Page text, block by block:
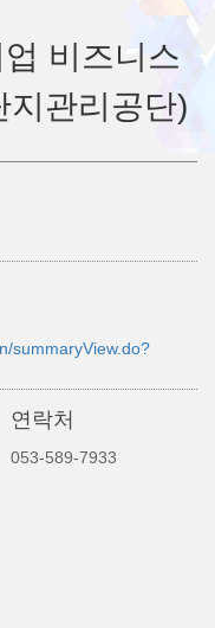
비즈니스
지관리공단)
summaryView.do?
연락처
053-589-7933